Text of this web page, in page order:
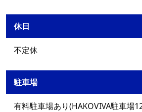
休日
不定休
駐車場
有料駐車場あり(HAKOVIVA駐車場